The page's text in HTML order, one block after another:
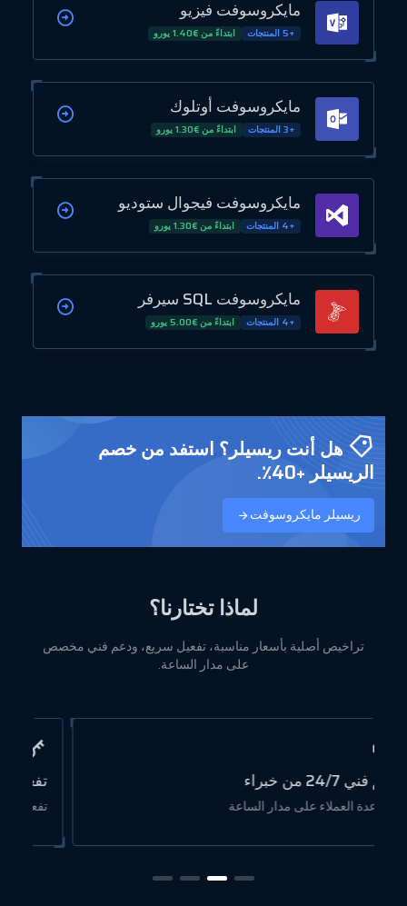
مايكروسوفت فيزيو
+5 المنتجات ابتداءً من €1.40 يورو
مايكروسوفت أوتلوك
+3 المنتجات ابتداءً من €1.30 يورو
مايكروسوفت فيجوال ستوديو
+4 المنتجات ابتداءً من €1.30 يورو
مايكروسوفت SQL سيرفر
+4 المنتجات ابتداءً من €5.00 يورو
هل أنت ريسيلر؟ استفد من خصم
الريسيلر +40٪.
ريسيلر مايكروسوفت
لماذا تختارنا؟
تراخيص أصلية بأسعار مناسبة، تفعيل سريع، ودعم فني مخصص
على مدار الساعة.
تفعيل سهل
تفعيل سريع للتراخيص بنقرة واحدة